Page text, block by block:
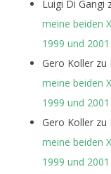
Luigi Di Gangi
meine beiden
1999 und
Gero Koller zu
meine beiden
1999 und
Gero Koller zu
meine beiden
1999 und